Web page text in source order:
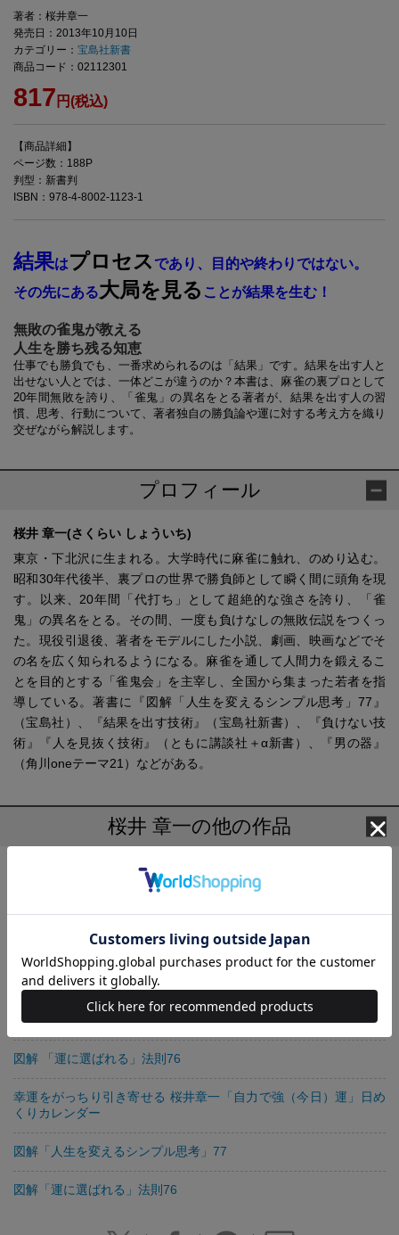
著者：桜井章一
発売日：2013年10月10日
カテゴリー： 宝島社新書
商品コード：02112301
817 円(税込)
【商品詳細】
ページ数：188P
判型：新書判
ISBN：978-4-8002-1123-1
結果はプロセス であり、目的や終わりではない。
その先にある大局を見る ことが結果を生む！
無敗の雀鬼が教える
人生を勝ち残る知恵
仕事でも勝負でも、一番求められるのは「結果」です。結果を出す人と
出せない人とでは、一体どこが違うのか？本書は、麻雀の裏プロとして
20年間無敗を誇り、「雀鬼」の異名をとる著者が、結果を出す人の習
慣、思考、行動について、著者独自の勝負論や運に対する考え方を織り
交ぜながら解説します。
プロフィール
桜井 章一(さくらい しょういち)
東京・下北沢に生まれる。大学時代に麻雀に触れ、のめり込む。
昭和30年代後半、裏プロの世界で勝負師として瞬く間に頭角を現
す。以来、20年間「代打ち」として超絶的な強さを誇り、「雀
鬼」の異名をとる。その間、一度も負けなしの無敗伝説をつくっ
た。現役引退後、著者をモデルにした小説、劇画、映画などでそ
の名を広く知られるようになる。麻雀を通して人間力を鍛えるこ
とを目的とする「雀鬼会」を主宰し、全国から集まった若者を指
導している。著書に『図解「人生を変えるシンプル思考」77』
（宝島社）、『結果を出す技術』（宝島社新書）、『負けない技
術』『人を見抜く技術』（ともに講談社＋α新書）、『男の器』
（角川oneテーマ21）などがある。
桜井 章一の他の作品
人生を変える美しい勝ち方
運とツキに好かれる人になる
修羅場が人を磨く
図解でわかる！ 「ツキをもってる」人になる方法
図解 「運に選ばれる」法則76
幸運をがっちり引き寄せる 桜井章一「自力で強（今日）運」日め
くりカレンダー
図解「人生を変えるシンプル思考」77
図解「運に選ばれる」法則76